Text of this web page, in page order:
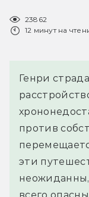
23862
12 минут на
Генри
против
эти
всего